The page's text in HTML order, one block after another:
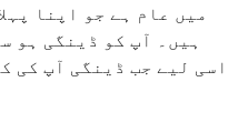
میں عام ہے جو اپنا
ہیں۔ آپ کو ڈینگی ہو
اسی لیے جب ڈینگی آپ کی